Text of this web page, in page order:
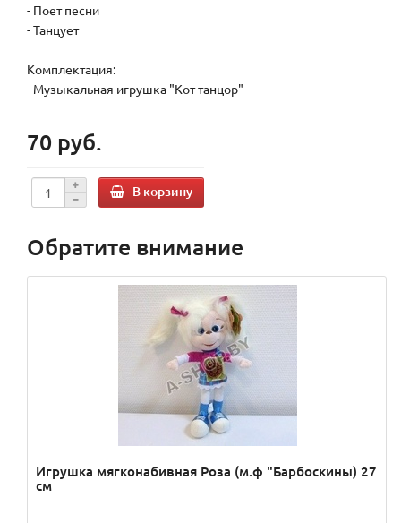
- Поет песни
- Танцует
Комплектация:
- Музыкальная игрушка "Кот танцор"
70 руб.
В корзину
Обратите внимание
Игрушка мягконабивная Роза (м.ф "Барбоскины) 27
см